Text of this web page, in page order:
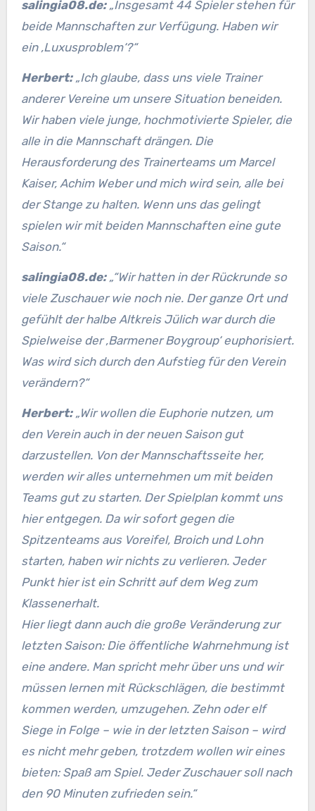
salingia08.de: „Insgesamt 44 Spieler stehen für
beide Mannschaften zur Verfügung. Haben wir
ein ‚Luxusproblem‘?“
Herbert: „Ich glaube, dass uns viele Trainer
anderer Vereine um unsere Situation beneiden.
Wir haben viele junge, hochmotivierte Spieler, die
alle in die Mannschaft drängen. Die
Herausforderung des Trainerteams um Marcel
Kaiser, Achim Weber und mich wird sein, alle bei
der Stange zu halten. Wenn uns das gelingt
spielen wir mit beiden Mannschaften eine gute
Saison.“
salingia08.de: „“Wir hatten in der Rückrunde so
viele Zuschauer wie noch nie. Der ganze Ort und
gefühlt der halbe Altkreis Jülich war durch die
Spielweise der ‚Barmener Boygroup‘ euphorisiert.
Was wird sich durch den Aufstieg für den Verein
verändern?“
Herbert: „Wir wollen die Euphorie nutzen, um
den Verein auch in der neuen Saison gut
darzustellen. Von der Mannschaftsseite her,
werden wir alles unternehmen um mit beiden
Teams gut zu starten. Der Spielplan kommt uns
hier entgegen. Da wir sofort gegen die
Spitzenteams aus Voreifel, Broich und Lohn
starten, haben wir nichts zu verlieren. Jeder
Punkt hier ist ein Schritt auf dem Weg zum
Klassenerhalt.
Hier liegt dann auch die große Veränderung zur
letzten Saison: Die öffentliche Wahrnehmung ist
eine andere. Man spricht mehr über uns und wir
müssen lernen mit Rückschlägen, die bestimmt
kommen werden, umzugehen. Zehn oder elf
Siege in Folge – wie in der letzten Saison – wird
es nicht mehr geben, trotzdem wollen wir eines
bieten: Spaß am Spiel. Jeder Zuschauer soll nach
den 90 Minuten zufrieden sein.“